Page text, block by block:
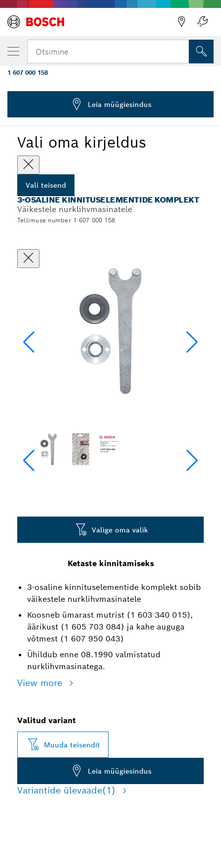
Otsimine
Vali oma kirjeldus
Vali teisend
3-OSALINE KINNITUSELEMENTIDE KOMPLEKT
Väikestele nurklihvmasinatele
Tellimuse number 1 607 000 158
Ketaste kinnitamiseks
3-osaline kinnituselementide komplekt sobib
väikestele nurklihvmasinatele
Koosneb ümarast mutrist (1 603 340 015),
äärikust (1 605 703 084) ja kahe auguga
võtmest (1 607 950 043)
Ühildub enne 08.1990 valmistatud
nurklihvmasinatega.
View more
Valige oma valik
Valitud variant
Muuda teisendit
Leia müügiesindus
Variantide ülevaade(1)
SINU VALITUD TEISEND
3-osaline kinnituselementide komplekt
väikestele nurklihvmasinatele
1 607 000 158
Leia müügiesindus